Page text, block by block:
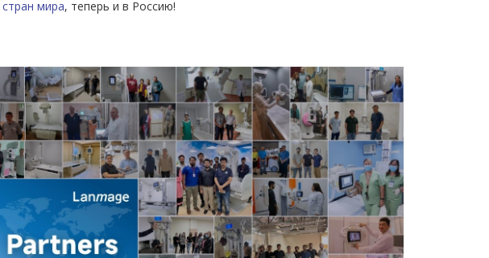
мира, теперь и в Россию!
и точность для вашей
современное рентгеновское решение, сочетающее
спектра рентгенологических исследований.
рентген аппарат PRESTIGE 6600C с U-дугой
позиционирования, делая его незаменимым
более сложных рентгеновских процедур. Аппарат гарантирует
и персонала, а также эффективность рабочего
современных медицинских учреждений.
для точной диагностики
PRESTIGE 6600C является его инновационная U-дуга,
с разных ракурсов. Это позволяет выполнять широкий
грудной клетки до более специфических процедур.
с малым фокусным пятном в сочетании с
получение четких, детализированных